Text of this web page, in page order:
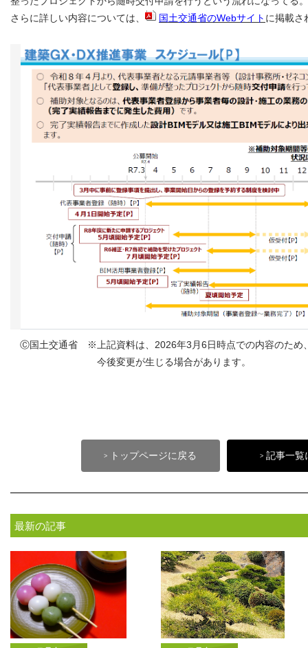
さらに詳しい内容については、
国土交通省のWebサイト に掲載さ
Ⓒ国土交通省 ※上記資料は、2026年3月6日時点での内容のため
今後変更が生じる場合があります。
> トップページに戻る >記事一覧
最新の記事